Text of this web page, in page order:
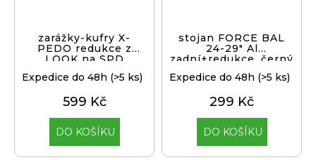
zarážky-kufry X-
PEDO redukce z
LOOK na SPD
Expedice do 48h (>5 ks)
599 Kč
DO KOŠÍKU
stojan FORCE BAL
24-29" Al
zadní+redukce, černý
Expedice do 48h (>5 ks)
299 Kč
DO KOŠÍKU